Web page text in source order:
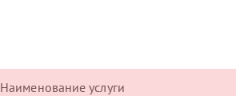
Наименование услуги